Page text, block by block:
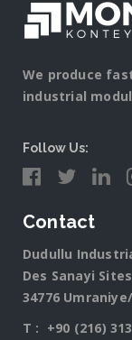
We produce
industrial
Follow Us:
Contact
Dudullu
Des Sanayi
34776
T : +90 (216)